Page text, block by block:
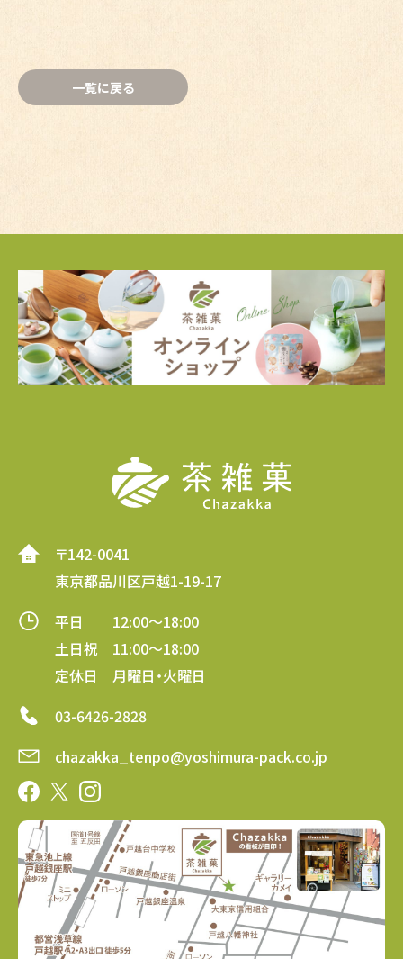
一覧に戻る
〒142-0041
東京都品川区戸越1-19-17
平日 12:00～18:00
土日祝 11:00～18:00
定休日 月曜日・火曜日
03-6426-2828
chazakka_tenpo@yoshimura-pack.co.jp